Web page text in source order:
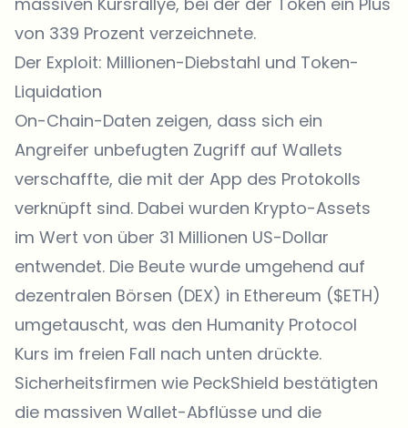
von 339 Prozent verzeichnete.
Der Exploit: Millionen-Diebstahl und Token-
Liquidation
On-Chain-Daten zeigen, dass sich ein
Angreifer unbefugten Zugriff auf Wallets
verschaffte, die mit der App des Protokolls
verknüpft sind. Dabei wurden Krypto-Assets
im Wert von über 31 Millionen US-Dollar
entwendet. Die Beute wurde umgehend auf
dezentralen Börsen (DEX) in Ethereum ($ETH)
umgetauscht, was den Humanity Protocol
Kurs im freien Fall nach unten drückte.
Sicherheitsfirmen wie PeckShield bestätigten
die massiven Wallet-Abflüsse und die